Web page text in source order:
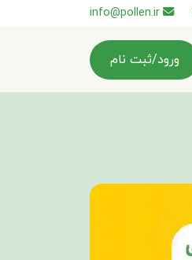
info@pollen.ir
ورود/ثبت نام